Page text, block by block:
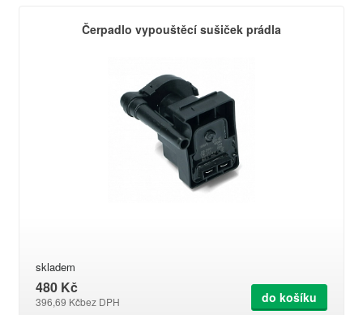
Čerpadlo vypouštěcí sušiček prádla
skladem
480 Kč
396,69 Kčbez DPH do košíku